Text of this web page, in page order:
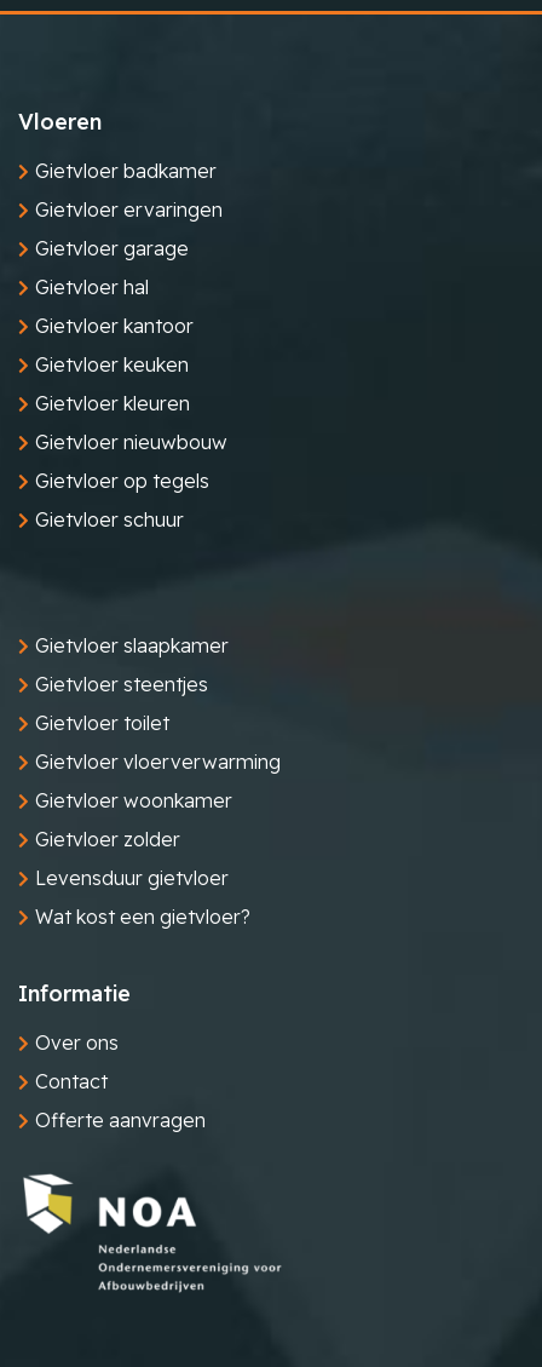
Vloeren
Gietvloer badkamer
Gietvloer ervaringen
Gietvloer garage
Gietvloer hal
Gietvloer kantoor
Gietvloer keuken
Gietvloer kleuren
Gietvloer nieuwbouw
Gietvloer op tegels
Gietvloer schuur
Gietvloer slaapkamer
Gietvloer steentjes
Gietvloer toilet
Gietvloer vloerverwarming
Gietvloer woonkamer
Gietvloer zolder
Levensduur gietvloer
Wat kost een gietvloer?
Informatie
Over ons
Contact
Offerte aanvragen